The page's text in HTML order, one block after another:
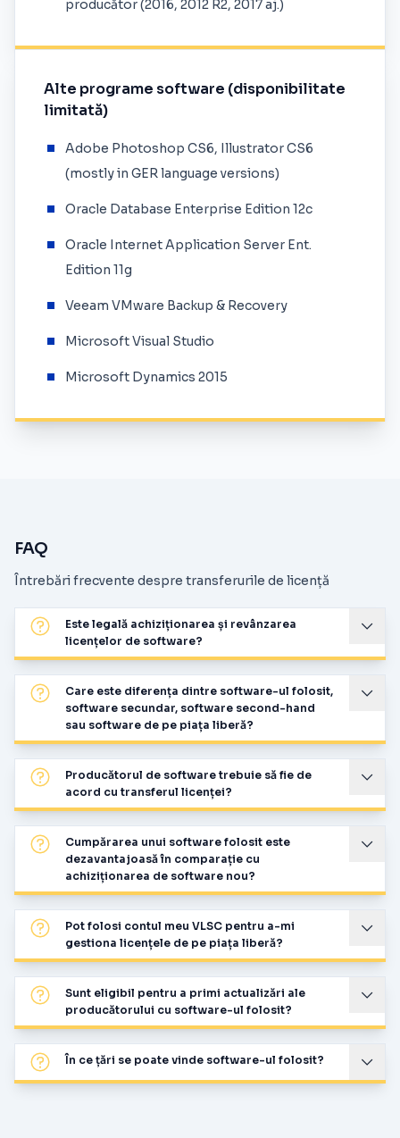
producător (2016, 2012 R2, 2017 aj.)
Alte programe software (disponibilitate
limitată)
Adobe Photoshop CS6, Illustrator CS6
(mostly in GER language versions)
Oracle Database Enterprise Edition 12c
Oracle Internet Application Server Ent.
Edition 11g
Veeam VMware Backup & Recovery
Microsoft Visual Studio
Microsoft Dynamics 2015
FAQ
Întrebări frecvente despre transferurile de licență
Este legală achiziționarea și revânzarea
licențelor de software?
Care este diferența dintre software-ul folosit,
software secundar, software second-hand
sau software de pe piața liberă?
Producătorul de software trebuie să fie de
acord cu transferul licenței?
Cumpărarea unui software folosit este
dezavantajoasă în comparație cu
achiziționarea de software nou?
Pot folosi contul meu VLSC pentru a-mi
gestiona licențele de pe piața liberă?
Sunt eligibil pentru a primi actualizări ale
producătorului cu software-ul folosit?
În ce țări se poate vinde software-ul folosit?